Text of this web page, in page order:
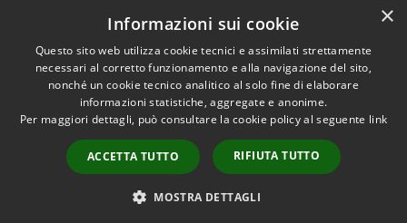
Dichiarazione di accessibilità
Accessibilità
Copyright © 2026 • Comune di
Villasanta • Powered by
Municipium•
Accesso
redazione
×
Informazioni sui cookie
Questo sito web utilizza cookie tecnici e assimilati strettamente
necessari al corretto funzionamento e alla navigazione del sito,
nonché un cookie tecnico analitico al solo fine di elaborare
informazioni statistiche, aggregate e anonime.
Per maggiori dettagli, può consultare la cookie policy al seguente link
ACCETTA TUTTO RIFIUTA TUTTO
MOSTRA DETTAGLI